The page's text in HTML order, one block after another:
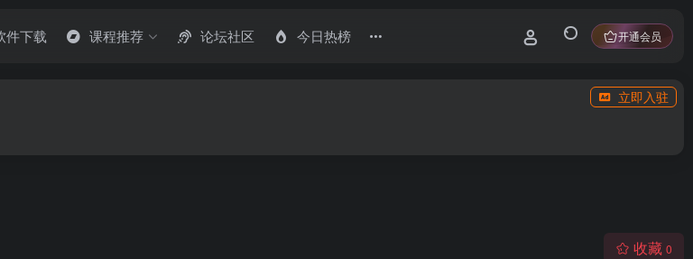
件下载 课程推荐 论坛社区 今日热榜 开通会员
立即入驻
收藏 0